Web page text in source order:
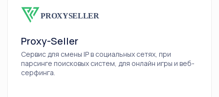
Proxy-Seller
Сервис для смены IP в социальных сетях, при
парсинге поисковых систем, для онлайн игры и веб-
серфинга.